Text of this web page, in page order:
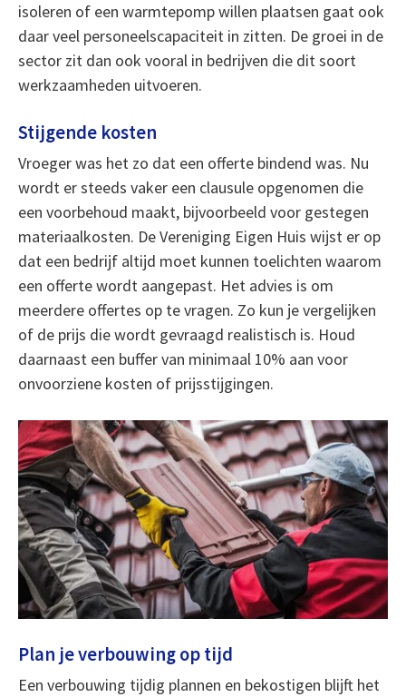
isoleren of een warmtepomp willen plaatsen gaat ook
daar veel personeelscapaciteit in zitten. De groei in de
sector zit dan ook vooral in bedrijven die dit soort
werkzaamheden uitvoeren.
Stijgende kosten
Vroeger was het zo dat een offerte bindend was. Nu
wordt er steeds vaker een clausule opgenomen die
een voorbehoud maakt, bijvoorbeeld voor gestegen
materiaalkosten. De Vereniging Eigen Huis wijst er op
dat een bedrijf altijd moet kunnen toelichten waarom
een offerte wordt aangepast. Het advies is om
meerdere offertes op te vragen. Zo kun je vergelijken
of de prijs die wordt gevraagd realistisch is. Houd
daarnaast een buffer van minimaal 10% aan voor
onvoorziene kosten of prijsstijgingen.
Plan je verbouwing op tijd
Een verbouwing tijdig plannen en bekostigen blijft het